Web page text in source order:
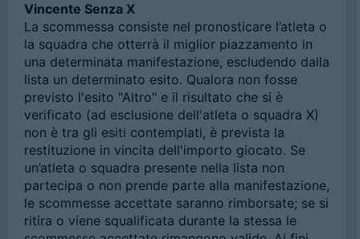
Vincente Senza X
La scommessa consiste nel pronosticare l’atleta o
la squadra che otterrà il miglior piazzamento in
una determinata manifestazione, escludendo dalla
lista un determinato esito. Qualora non fosse
previsto l'esito "Altro" e il risultato che si è
verificato (ad esclusione dell'atleta o squadra X)
non è tra gli esiti contemplati, è prevista la
restituzione in vincita dell'importo giocato. Se
un’atleta o squadra presente nella lista non
partecipa o non prende parte alla manifestazione,
le scommesse accettate saranno rimborsate; se si
ritira o viene squalificata durante la stessa le